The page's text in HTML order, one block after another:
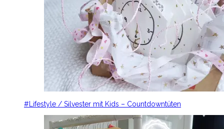
#Lifestyle / Silvester mit Kids – Countdowntüten